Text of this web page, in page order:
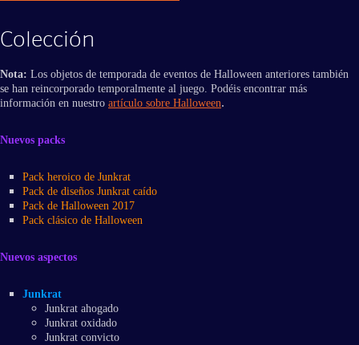
Colección
Nota: Los objetos de temporada de eventos de Halloween anteriores también
se han reincorporado temporalmente al juego. Podéis encontrar más
información en nuestro artículo sobre Halloween.
Nuevos packs
Pack heroico de Junkrat
Pack de diseños Junkrat caído
Pack de Halloween 2017
Pack clásico de Halloween
Nuevos aspectos
Junkrat
Junkrat ahogado
Junkrat oxidado
Junkrat convicto